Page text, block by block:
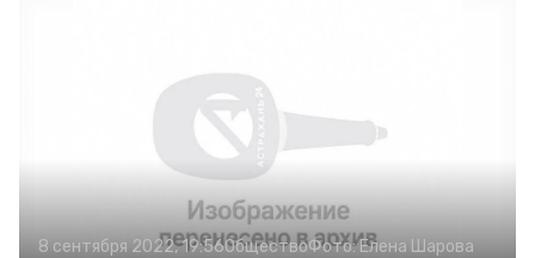
8 сентября 2022, 19:56ОбществоФото:Елена Шарова